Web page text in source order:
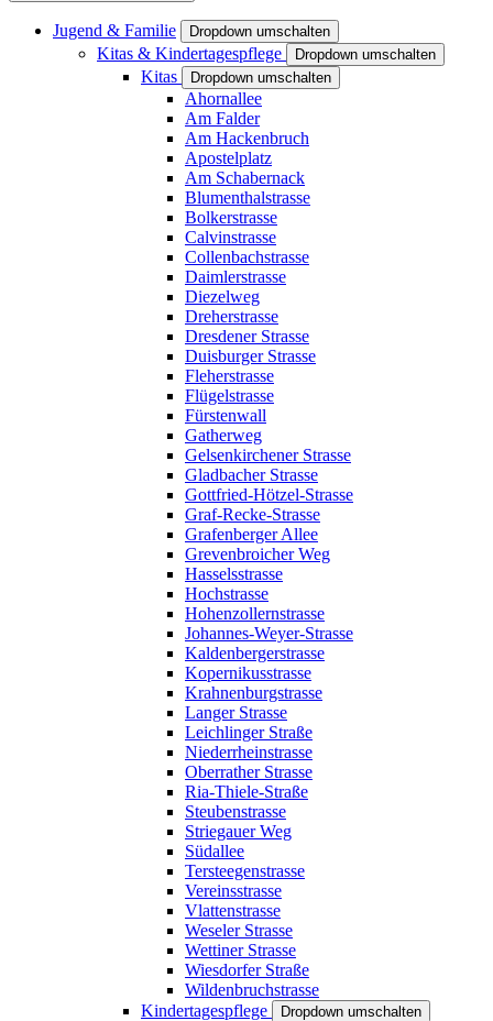
Jugend & Familie Dropdown umschalten
Kitas & Kindertagespflege Dropdown umschalten
Kitas Dropdown umschalten
Ahornallee
Am Falder
Am Hackenbruch
Apostelplatz
Am Schabernack
Blumenthalstrasse
Bolkerstrasse
Calvinstrasse
Collenbachstrasse
Daimlerstrasse
Diezelweg
Dreherstrasse
Dresdener Strasse
Duisburger Strasse
Fleherstrasse
Flügelstrasse
Fürstenwall
Gatherweg
Gelsenkirchener Strasse
Gladbacher Strasse
Gottfried-Hötzel-Strasse
Graf-Recke-Strasse
Grafenberger Allee
Grevenbroicher Weg
Hasselsstrasse
Hochstrasse
Hohenzollernstrasse
Johannes-Weyer-Strasse
Kaldenbergerstrasse
Kopernikusstrasse
Krahnenburgstrasse
Langer Strasse
Leichlinger Straße
Niederrheinstrasse
Oberrather Strasse
Ria-Thiele-Straße
Steubenstrasse
Striegauer Weg
Südallee
Tersteegenstrasse
Vereinsstrasse
Vlattenstrasse
Weseler Strasse
Wettiner Strasse
Wiesdorfer Straße
Wildenbruchstrasse
Kindertagespflege
Dropdown umschalten